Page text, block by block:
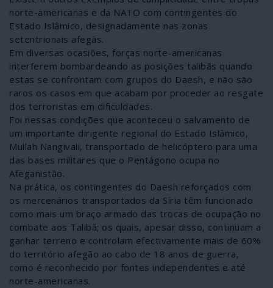
norte-americanas e da NATO com contingentes do
Estado Islâmico, designadamente nas zonas
setentrionais afegãs.
Em diversas ocasiões, forças norte-americanas
interferem bombardeando as posições talibãs quando
estas se confrontam com grupos do Daesh, e não são
raros os casos em que acabam por proceder ao resgate
dos terroristas em dificuldades.
Foi nessas condições que aconteceu o salvamento de
um importante dirigente regional do Estado Islâmico,
Mullah Nangivali, transportado de helicóptero para uma
das bases militares que o Pentágono ocupa no
Afeganistão.
Na prática, os contingentes do Daesh reforçados com
os mercenários transportados da Síria têm funcionado
como mais um braço armado das trocas de ocupação no
combate aos Talibã; os quais, apesar disso, continuam a
ganhar terreno e controlam efectivamente mais de 60%
do território afegão ao cabo de 18 anos de guerra,
como é reconhecido por fontes independentes e até
norte-americanas.